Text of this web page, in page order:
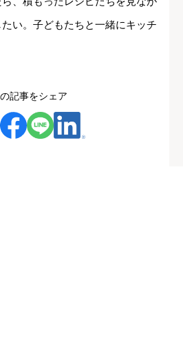
い。子どもたちと一緒にキッチ
記事をシェア